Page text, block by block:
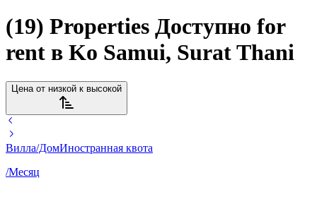
(19) Properties Доступно for
rent в Ko Samui, Surat Thani
Цена от низкой к высокой
Вилла/ДомИностранная квота
/Месяц